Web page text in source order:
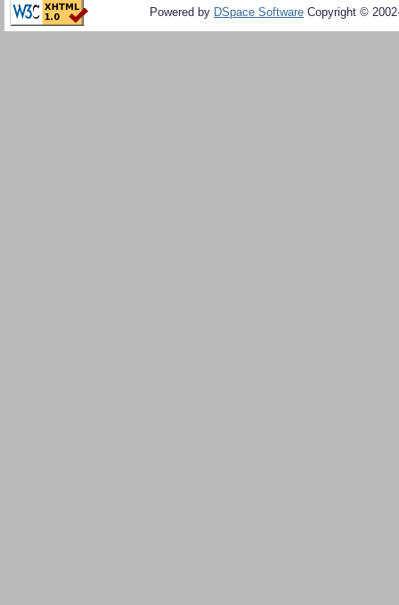
Powered by DSpace Software Copyright ©